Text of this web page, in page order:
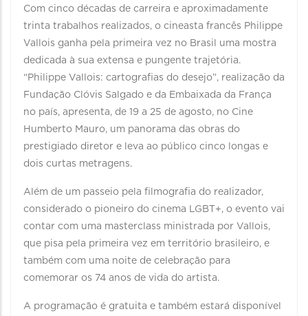
Com cinco décadas de carreira e aproximadamente
trinta trabalhos realizados, o cineasta francês Philippe
Vallois ganha pela primeira vez no Brasil uma mostra
dedicada à sua extensa e pungente trajetória.
“Philippe Vallois: cartografias do desejo”, realização da
Fundação Clóvis Salgado e da Embaixada da França
no país, apresenta, de 19 a 25 de agosto, no Cine
Humberto Mauro, um panorama das obras do
prestigiado diretor e leva ao público cinco longas e
dois curtas metragens.
Além de um passeio pela filmografia do realizador,
considerado o pioneiro do cinema LGBT+, o evento vai
contar com uma masterclass ministrada por Vallois,
que pisa pela primeira vez em território brasileiro, e
também com uma noite de celebração para
comemorar os 74 anos de vida do artista.
A programação é gratuita e também estará disponível